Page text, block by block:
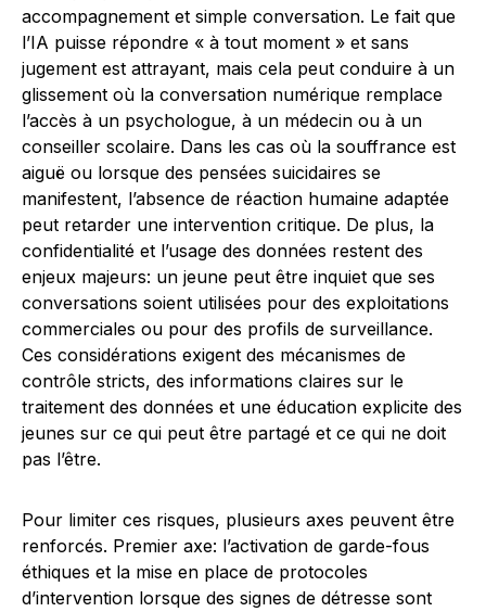
accompagnement et simple conversation. Le fait que
l’IA puisse répondre « à tout moment » et sans
jugement est attrayant, mais cela peut conduire à un
glissement où la conversation numérique remplace
l’accès à un psychologue, à un médecin ou à un
conseiller scolaire. Dans les cas où la souffrance est
aiguë ou lorsque des pensées suicidaires se
manifestent, l’absence de réaction humaine adaptée
peut retarder une intervention critique. De plus, la
confidentialité et l’usage des données restent des
enjeux majeurs: un jeune peut être inquiet que ses
conversations soient utilisées pour des exploitations
commerciales ou pour des profils de surveillance.
Ces considérations exigent des mécanismes de
contrôle stricts, des informations claires sur le
traitement des données et une éducation explicite des
jeunes sur ce qui peut être partagé et ce qui ne doit
pas l’être.
Pour limiter ces risques, plusieurs axes peuvent être
renforcés. Premier axe: l’activation de garde-fous
éthiques et la mise en place de protocoles
d’intervention lorsque des signes de détresse sont